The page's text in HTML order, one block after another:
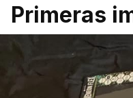
Primeras